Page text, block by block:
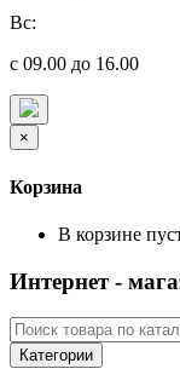
Вс:
с 09.00 до 16.00
×
Корзина
В корзине
Интернет -
Категории